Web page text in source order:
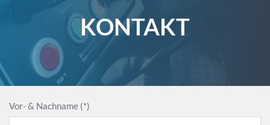
KONTAKT
Vor- & Nachname (*)